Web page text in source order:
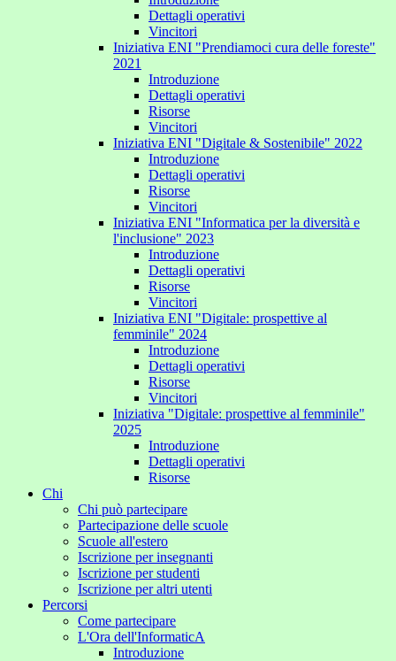
Dettagli operativi
Vincitori
Iniziativa ENI "Prendiamoci cura delle foreste"
2021
Introduzione
Dettagli operativi
Risorse
Vincitori
Iniziativa ENI "Digitale & Sostenibile" 2022
Introduzione
Dettagli operativi
Risorse
Vincitori
Iniziativa ENI "Informatica per la diversità e
l'inclusione" 2023
Introduzione
Dettagli operativi
Risorse
Vincitori
Iniziativa ENI "Digitale: prospettive al
femminile" 2024
Introduzione
Dettagli operativi
Risorse
Vincitori
Iniziativa "Digitale: prospettive al femminile"
2025
Introduzione
Dettagli operativi
Risorse
Chi
Chi può partecipare
Partecipazione delle scuole
Scuole all'estero
Iscrizione per insegnanti
Iscrizione per studenti
Iscrizione per altri utenti
Percorsi
Come partecipare
L'Ora dell'InformaticA
Introduzione